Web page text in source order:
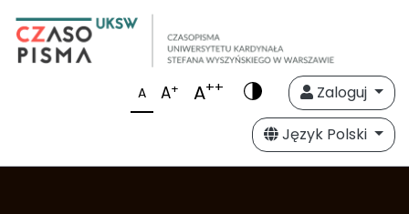
A A+ A++
Zaloguj
Język Polski